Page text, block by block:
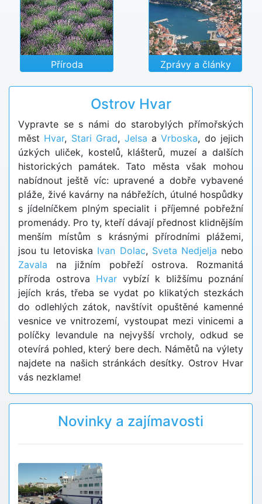
Příroda Zprávy a články
Ostrov Hvar
Vypravte se s námi do starobylých přímořských
měst Hvar, Stari Grad, Jelsa aVrboska, do jejich
úzkých uliček, kostelů, klášterů, muzeí a dalších
historických památek. Tato města však mohou
nabídnout ještě víc: upravené a dobře vybavené
pláže, živé kavárny na nábřežích, útulné hospůdky
s jídelníčkem plným specialit i příjemné pobřežní
promenády. Pro ty, kteří dávají přednost klidnějším
menším místům s krásnými přírodními plážemi,
jsou tu letoviska Ivan Dolac, Sveta Nedjelja nebo
Zavala na jižním pobřeží ostrova. Rozmanitá
příroda ostrova Hvar vybízí k bližšímu poznání
jejích krás, třeba se vydat po klikatých stezkách
do odlehlých zátok, navštívit opuštěné kamenné
vesnice ve vnitrozemí, vystoupat mezi vinicemi a
políčky levandule na nejvyšší vrcholy, odkud se
otevírá pohled, který bere dech. Námětů na výlety
najdete na našich stránkách desítky. Ostrov Hvar
vás nezklame!
Novinky a zajímavosti